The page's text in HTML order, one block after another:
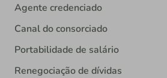
Agente credenciado
Canal do consorciado
Portabilidade de salário
Renegociação de dívidas